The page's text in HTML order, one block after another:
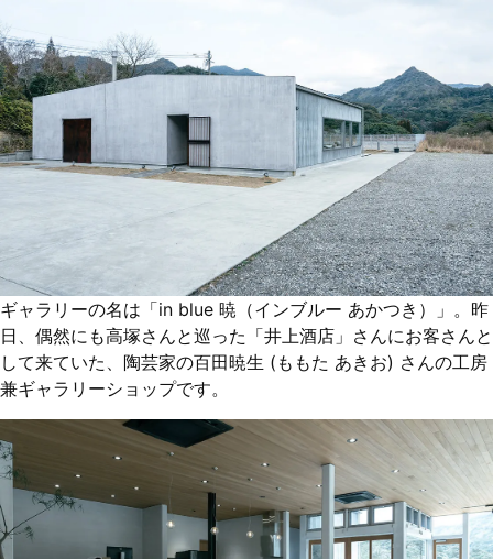
ギャラリーの名は「in blue 暁（インブルー あかつき）」。昨
日、偶然にも高塚さんと巡った「井上酒店」さんにお客さんと
して来ていた、陶芸家の百田暁生 (ももた あきお) さんの工房
兼ギャラリーショップです。